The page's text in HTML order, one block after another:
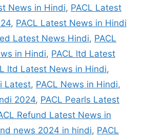
News in Hindi, PACL Latest
, PACL Latest News in Hindi
Latest News Hindi, PACL
in Hindi, PACL ltd Latest
ltd Latest News in Hindi,
Latest, PACL News in Hindi,
2024, PACL Pearls Latest
Refund Latest News in
news 2024 in hindi, PACL